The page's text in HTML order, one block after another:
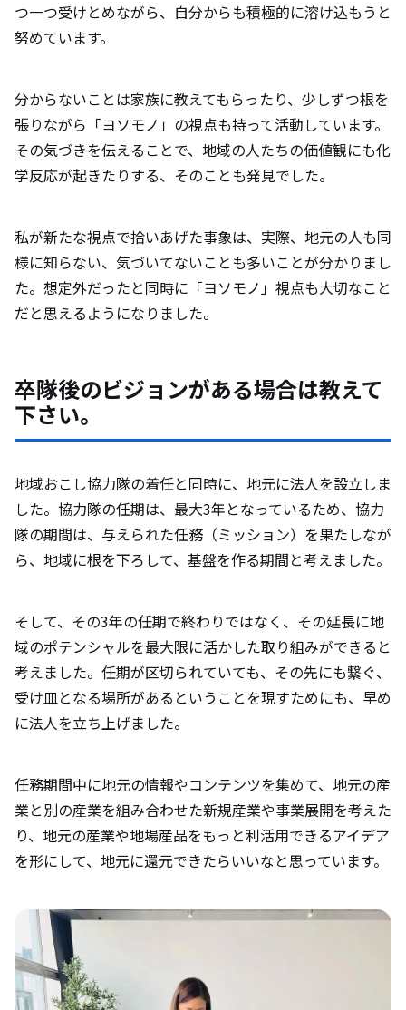
つ一つ受けとめながら、自分からも積極的に溶け込もうと
努めています。
分からないことは家族に教えてもらったり、少しずつ根を
張りながら「ヨソモノ」の視点も持って活動しています。
その気づきを伝えることで、地域の人たちの価値観にも化
学反応が起きたりする、そのことも発見でした。
私が新たな視点で拾いあげた事象は、実際、地元の人も同
様に知らない、気づいてないことも多いことが分かりまし
た。想定外だったと同時に「ヨソモノ」視点も大切なこと
だと思えるようになりました。
卒隊後のビジョンがある場合は教えて
下さい。
地域おこし協力隊の着任と同時に、地元に法人を設立しま
した。協力隊の任期は、最大3年となっているため、協力
隊の期間は、与えられた任務（ミッション）を果たしなが
ら、地域に根を下ろして、基盤を作る期間と考えました。
そして、その3年の任期で終わりではなく、その延長に地
域のポテンシャルを最大限に活かした取り組みができると
考えました。任期が区切られていても、その先にも繋ぐ、
受け皿となる場所があるということを現すためにも、早め
に法人を立ち上げました。
任務期間中に地元の情報やコンテンツを集めて、地元の産
業と別の産業を組み合わせた新規産業や事業展開を考えた
り、地元の産業や地場産品をもっと利活用できるアイデア
を形にして、地元に還元できたらいいなと思っています。